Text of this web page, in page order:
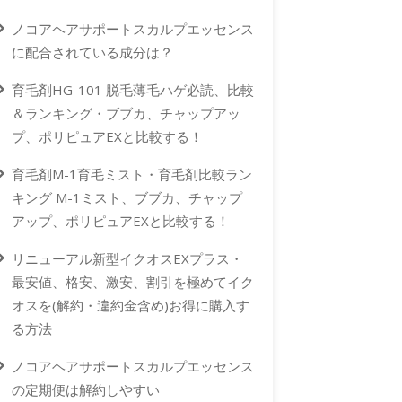
ノコアヘアサポートスカルプエッセンス
に配合されている成分は？
育毛剤HG-101 脱毛薄毛ハゲ必読、比較
＆ランキング・ブブカ、チャップアッ
プ、ポリピュアEXと比較する！
育毛剤M-1育毛ミスト・育毛剤比較ラン
キング M-1ミスト、ブブカ、チャップ
アップ、ポリピュアEXと比較する！
リニューアル新型イクオスEXプラス・
最安値、格安、激安、割引を極めてイク
オスを(解約・違約金含め)お得に購入す
る方法
ノコアヘアサポートスカルプエッセンス
の定期便は解約しやすい